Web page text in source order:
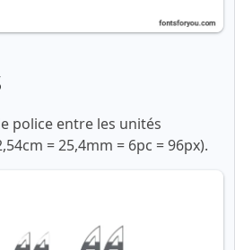
police entre les unités
= 25,4mm = 6pc = 96px).